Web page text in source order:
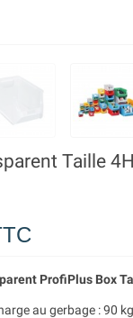
Taille
ProfiPlus Box
au gerbage : 90